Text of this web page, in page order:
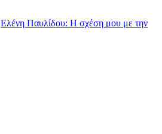
Ελένη Παυλίδου: Η σχέση μου με την